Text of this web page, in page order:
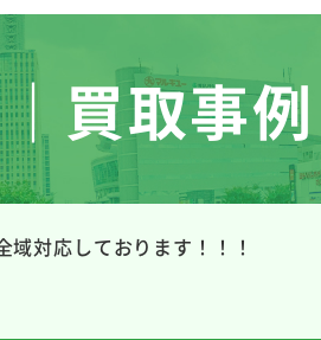
買取事例
域対応しております！！！